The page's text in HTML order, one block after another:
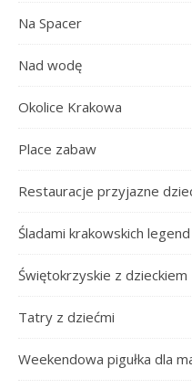
Na Spacer
Nad wodę
Okolice Krakowa
Place zabaw
Restauracje przyjazne
Śladami krakowskich legend
Świętokrzyskie z dzieckiem
Tatry z dziećmi
Weekendowa pigułka dla